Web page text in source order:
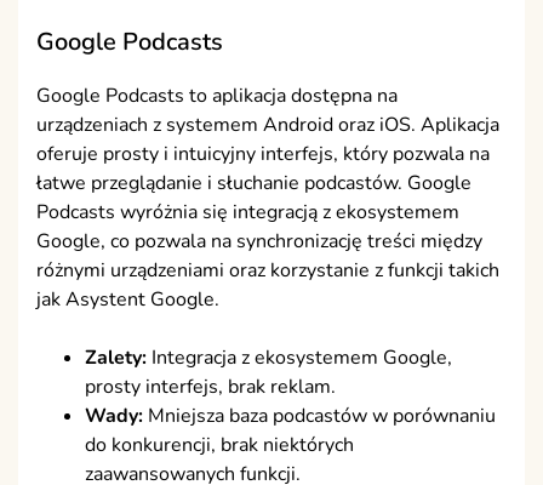
Google Podcasts
Google Podcasts to aplikacja dostępna na
urządzeniach z systemem Android oraz iOS. Aplikacja
oferuje prosty i intuicyjny interfejs, który pozwala na
łatwe przeglądanie i słuchanie podcastów. Google
Podcasts wyróżnia się integracją z ekosystemem
Google, co pozwala na synchronizację treści między
różnymi urządzeniami oraz korzystanie z funkcji takich
jak Asystent Google.
Zalety: Integracja z ekosystemem Google,
prosty interfejs, brak reklam.
Wady: Mniejsza baza podcastów w porównaniu
do konkurencji, brak niektórych
zaawansowanych funkcji.